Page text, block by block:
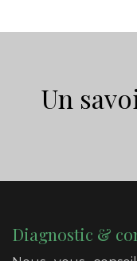
Un
Diagnostic &